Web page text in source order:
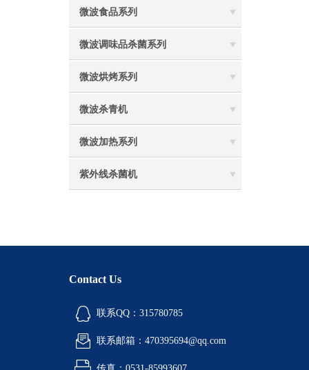
微波食品系列
微波调味品杀菌系列
微波烘烤系列
微波杀青机
微波加热系列
紫外线杀菌机
Contact Us
联系QQ：315780785
联系邮箱：470395694@qq.com